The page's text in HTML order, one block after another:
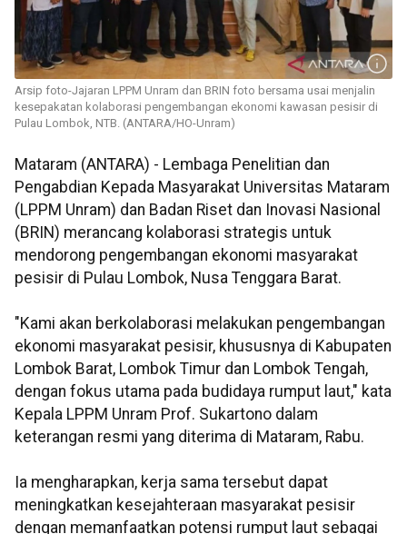
Arsip foto-Jajaran LPPM Unram dan BRIN foto bersama usai menjalin
kesepakatan kolaborasi pengembangan ekonomi kawasan pesisir di
Pulau Lombok, NTB. (ANTARA/HO-Unram)
Mataram (ANTARA) - Lembaga Penelitian dan
Pengabdian Kepada Masyarakat Universitas Mataram
(LPPM Unram) dan Badan Riset dan Inovasi Nasional
(BRIN) merancang kolaborasi strategis untuk
mendorong pengembangan ekonomi masyarakat
pesisir di Pulau Lombok, Nusa Tenggara Barat.
"Kami akan berkolaborasi melakukan pengembangan
ekonomi masyarakat pesisir, khususnya di Kabupaten
Lombok Barat, Lombok Timur dan Lombok Tengah,
dengan fokus utama pada budidaya rumput laut," kata
Kepala LPPM Unram Prof. Sukartono dalam
keterangan resmi yang diterima di Mataram, Rabu.
Ia mengharapkan, kerja sama tersebut dapat
meningkatkan kesejahteraan masyarakat pesisir
dengan memanfaatkan potensi rumput laut sebagai